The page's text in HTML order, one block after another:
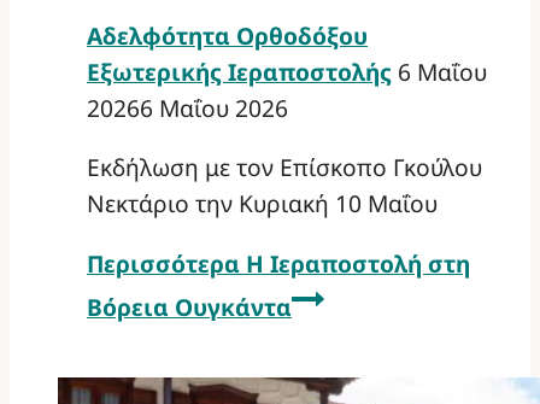
Αδελφότητα Ορθοδόξου
Εξωτερικής Ιεραποστολής 6 Μαΐου
20266 Μαΐου 2026
Εκδήλωση με τον Επίσκοπο Γκούλου
Νεκτάριο την Κυριακή 10 Μαΐου
Περισσότερα Η Ιεραποστολή στη
Βόρεια Ουγκάντα